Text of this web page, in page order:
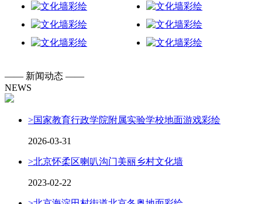
—— 新闻动态 ——
NEWS
>国家教育行政学院附属实验学校地面游戏彩绘
2026-03-31
>北京怀柔区喇叭沟门美丽乡村文化墙
2023-02-22